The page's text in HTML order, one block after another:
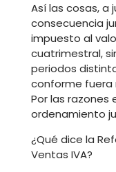
Así las cosas, a
consecuencia
impuesto al
cuatrimestral,
periodos
conforme fuera
Por las razones
ordenamiento
¿Qué dice la
Ventas IVA?